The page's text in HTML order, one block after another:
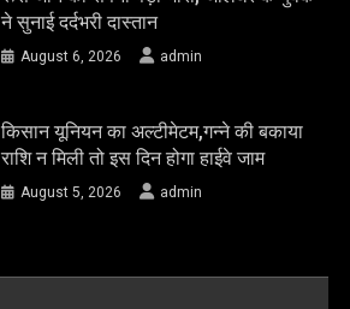
ने सुनाई दर्दभरी दास्तान
August 6, 2026 admin
किसान यूनियन का अल्टीमेटम,गन्ने की बकाया
राशि न मिली तो इस दिन होगा हाईवे जाम
August 5, 2026 admin